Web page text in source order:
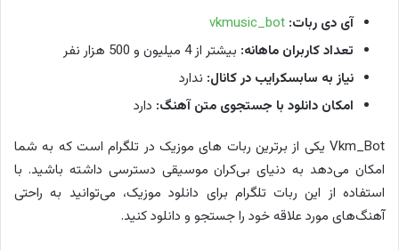
آی دی ربات: vkmusic_bot
تعداد کاربران ماهانه: بیشتر از 4 میلیون و 500 هزار نفر
نیاز به سابسکرایب در کانال: ندارد
امکان دانلود با جستجوی متن آهنگ: دارد
Vkm_Bot یکی از برترین ربات های موزیک در تلگرام است که به شما
امکان می‌دهد به دنیای بی‌کران موسیقی دسترسی داشته باشید. با
استفاده از این ربات تلگرام برای دانلود موزیک، می‌توانید به راحتی
آهنگ‌های مورد علاقه خود را جستجو و دانلود کنید.